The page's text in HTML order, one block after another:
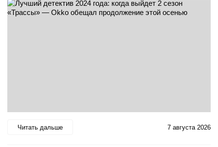
Читать дальше 7 августа 2026